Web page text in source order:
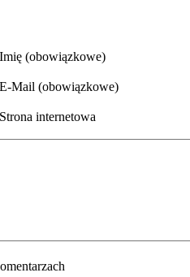
Imię (obowiązkowe)
E-Mail (obowiązkowe)
Strona internetowa